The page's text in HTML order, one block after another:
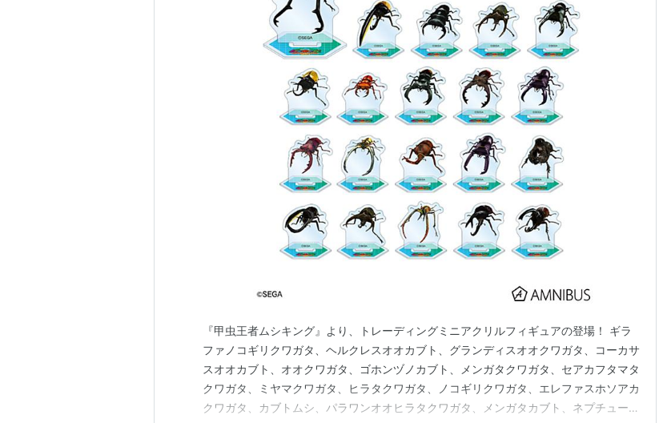
『甲虫王者ムシキング』より、トレーディングミニアクリルフィギュアの登場！ ギラ
ファノコギリクワガタ、ヘルクレスオオカブト、グランディスオオクワガタ、コーカサ
スオオカブト、オオクワガタ、ゴホンヅノカブト、メンガタクワガタ、セアカフタマタ
クワガタ、ミヤマクワガタ、ヒラタクワガタ、ノコギリクワガタ、エレファスホソアカ
クワガタ、カブトムシ、パラワンオオヒラタクワガタ、メンガタカブト、ネプチューン